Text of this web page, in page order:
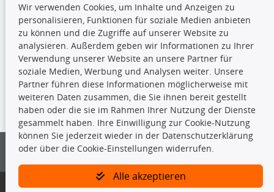
TecDoc Inside
Die hier angezeigten Daten insbesondere die gesamte Datenbank dürfen
nicht kopiert werden.
Es ist zu unterlassen, die Daten oder die gesamte Datenbank ohne
vorherige Zustimmung von TecDoc zu vervielfältigen, zu verbreiten
und/oder diese Handlungen durch Dritte ausführen zu lassen. Ein
Bitte prüfen Sie, ob das über unseren Onlineshop identifizierte Ersatzteil
Wir verwenden Cookies, um Inhalte und Anzeigen zu
personalisieren, Funktionen für soziale Medien anbieten
zu können und die Zugriffe auf unserer Website zu
analysieren. Außerdem geben wir Informationen zu Ihrer
Verwendung unserer Website an unsere Partner für
soziale Medien, Werbung und Analysen weiter. Unsere
Partner führen diese Informationen möglicherweise mit
weiteren Daten zusammen, die Sie ihnen bereit gestellt
haben oder die sie im Rahmen Ihrer Nutzung der Dienste
gesammelt haben. Ihre Einwilligung zur Cookie-Nutzung
können Sie jederzeit wieder in der Datenschutzerklärung
oder über die Cookie-Einstellungen widerrufen.
Alle akzeptieren